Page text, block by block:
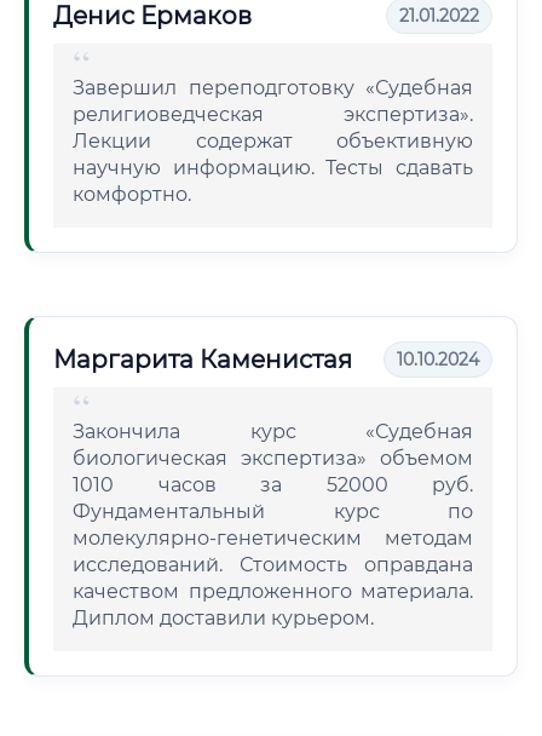
Денис Ермаков 21.01.2022
Завершил переподготовку «Судебная
религиоведческая экспертиза».
Лекции содержат объективную
научную информацию. Тесты сдавать
комфортно.
Маргарита Каменистая 10.10.2024
Закончила курс «Судебная
биологическая экспертиза» объемом
1010 часов за 52000 руб.
Фундаментальный курс по
молекулярно-генетическим методам
исследований. Стоимость оправдана
качеством предложенного материала.
Диплом доставили курьером.